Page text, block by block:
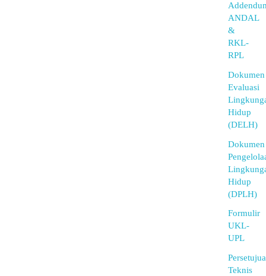
ANDAL
&
RKL-
RPL
Dokumen
Evaluasi
Hidup
(DELH)
Dokumen
Hidup
(DPLH)
Formulir
UKL-
UPL
Teknis